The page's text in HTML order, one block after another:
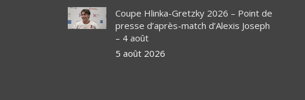
Coupe Hlinka-Gretzky 2026 – Point de
presse d’après-match d’Alexis Joseph
– 4 août
5 août 2026